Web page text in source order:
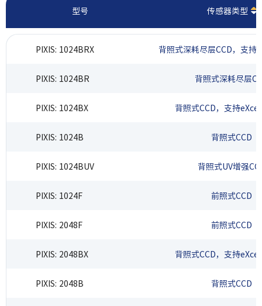
型号 传感器类型
PIXIS: 1024BRX 背照式深耗尽层CCD，支持
PIXIS: 1024BR 背照式深耗尽层
PIXIS: 1024BX 背照式CCD，支持
PIXIS: 1024B 背照式CCD
PIXIS: 1024BUV 背照式UV增强
PIXIS: 1024F 前照式CCD
PIXIS: 2048F 前照式CCD
PIXIS: 2048BX 背照式CCD，支持
PIXIS: 2048B 背照式CCD